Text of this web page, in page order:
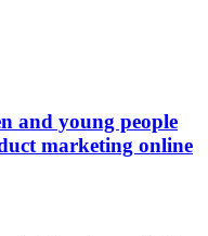
and young people
marketing online